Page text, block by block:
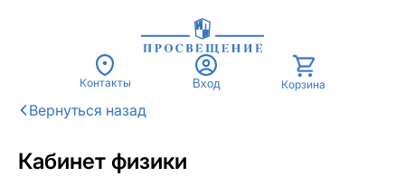
Контакты Вход Корзина
Кабинет физики